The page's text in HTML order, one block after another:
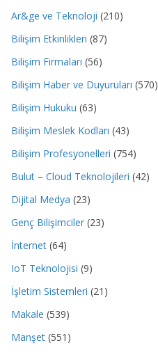
Ar&ge ve Teknoloji (210)
Bilişim Etkinlikleri (87)
Bilişim Firmaları (56)
Bilişim Haber ve Duyuruları (570)
Bilişim Hukuku (63)
Bilişim Meslek Kodları (43)
Bilişim Profesyonelleri (754)
Bulut – Cloud Teknolojileri (42)
Dijital Medya (23)
Genç Bilişimciler (23)
İnternet (64)
IoT Teknolojisi (9)
İşletim Sistemleri (21)
Makale (539)
Manşet (551)